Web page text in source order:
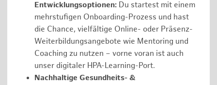
Entwicklungsoptionen: Du startest mit einem
mehrstufigen Onboarding-Prozess und hast
die Chance, vielfältige Online- oder Präsenz-
Weiterbildungsangebote wie Mentoring und
Coaching zu nutzen – vorne voran ist auch
unser digitaler HPA-Learning-Port.
Nachhaltige Gesundheits- &